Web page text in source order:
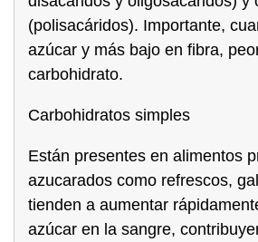
(polisacáridos). Importante,
azúcar y más bajo en fibra,
carbohidrato.
Carbohidratos simples
Están presentes en alimentos
azucarados como refrescos,
tienden a aumentar
azúcar en la sangre,